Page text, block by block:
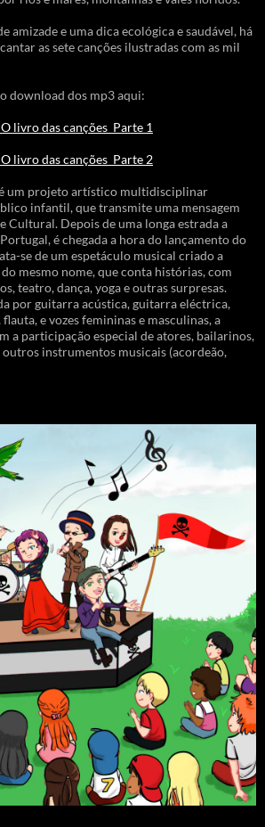
amizade e uma dica ecológica e saudável, há
as sete canções ilustradas com as mil
download dos mp3 aqui:
livro das canções_Parte 1
livro das canções_Parte 2
um projeto artístico multidisciplinar
infantil, que transmite uma mensagem
Cultural. Depois de uma longa estrada a
é chegada a hora do lançamento do
se de um espetáculo musical criado a
mesmo nome, que conta histórias, com
teatro, dança, yoga e outras surpresas.
por guitarra acústica, guitarra eléctrica,
e vozes femininas e masculinas, a
a participação especial de atores, bailarinos,
instrumentos musicais (acordeão,